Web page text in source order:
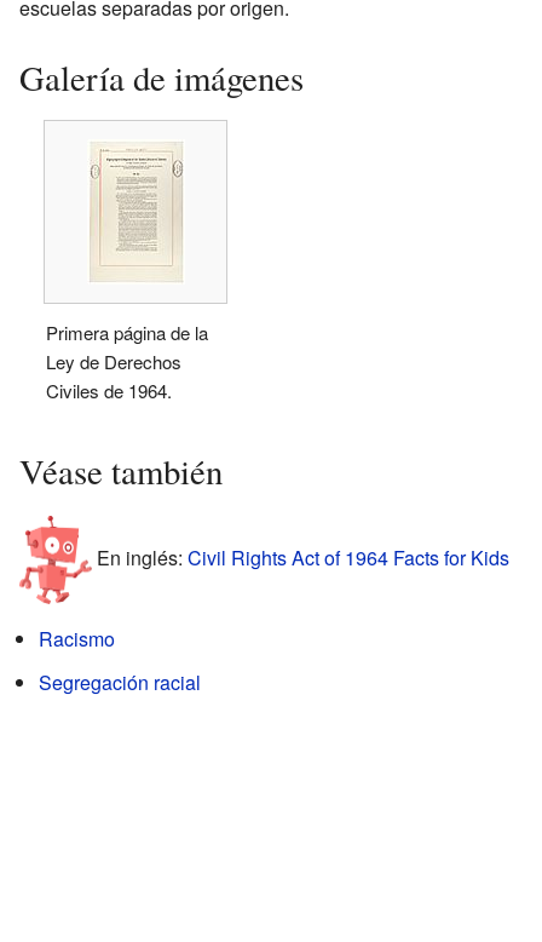
escuelas separadas por origen.
Galería de imágenes
Primera página de la
Ley de Derechos
Civiles de 1964.
Véase también
En inglés: Civil Rights Act of 1964 Facts for Kids
Racismo
Segregación racial